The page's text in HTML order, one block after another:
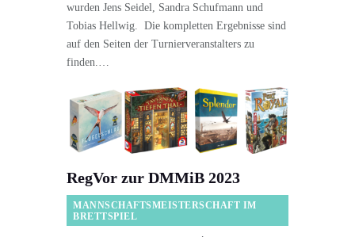
wurden Jens Seidel, Sandra Schufmann und
Tobias Hellwig. Die kompletten Ergebnisse sind
auf den Seiten der Turnierveranstalters zu
finden.…
RegVor zur DMMiB 2023
MANNSCHAFTSMEISTERSCHAFT IM
BRETTSPIEL